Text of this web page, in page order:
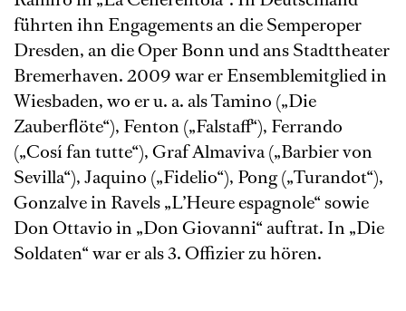
führten ihn Engagements an die Semperoper
Dresden, an die Oper Bonn und ans Stadttheater
Bremerhaven. 2009 war er Ensemblemitglied in
Wiesbaden, wo er u. a. als Tamino („Die
Zauberflöte“), Fenton („Falstaff“), Ferrando
(„Cosí fan tutte“), Graf Almaviva („Barbier von
Sevilla“), Jaquino („Fidelio“), Pong („Turandot“),
Gonzalve in Ravels „L’Heure espagnole“ sowie
Don Ottavio in „Don Giovanni“ auftrat. In „Die
Soldaten“ war er als 3. Offizier zu hören.